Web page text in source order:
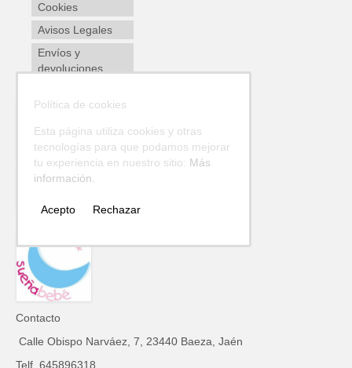
Cookies
Avisos Legales
Envíos y
devoluciones
Contacto
Calle Obispo Narváez, 7, 23440 Baeza, Jaén
Telf. 645896318
Política de cookies
Esta página utiliza cookies y otras
tecnologías para que podamos mejorar
tu experiencia en nuestro sitio: Más
información.
Acepto Rechazar